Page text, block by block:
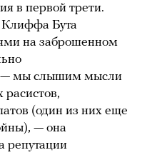
в первой трети.
Клиффа Бута
на заброшенном
— мы слышим мысли
расистов,
(один из них еще
— она
репутации